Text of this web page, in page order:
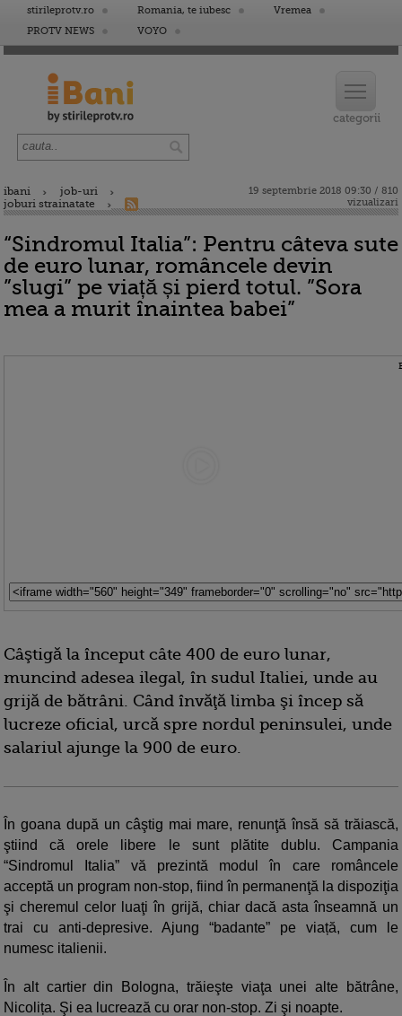
stirileprotv.ro Romania, te iubesc
Vremea
PROTV NEWS
VOYO
ibani
job-uri
joburi strainatate
19 septembrie 2018 09:30 / 810
vizualizari
“Sindromul Italia”: Pentru câteva sute
de euro lunar, româncele devin
”slugi” pe viață și pierd totul. ”Sora
mea a murit înaintea babei”
Câştigă la început câte 400 de euro lunar,
muncind adesea ilegal, în sudul Italiei, unde au
grijă de bătrâni. Când învăţă limba şi încep să
lucreze oficial, urcă spre nordul peninsulei, unde
salariul ajunge la 900 de euro.
În goana după un câştig mai mare, renunţă însă să trăiască,
ştiind că orele libere le sunt plătite dublu. Campania
“Sindromul Italia” vă prezintă modul în care româncele
acceptă un program non-stop, fiind în permanenţă la dispoziţia
şi cheremul celor luaţi în grijă, chiar dacă asta înseamnă un
trai cu anti-depresive. Ajung “badante” pe viață, cum le
numesc italienii.
În alt cartier din Bologna, trăieşte viaţa unei alte bătrâne,
Nicolița. Şi ea lucrează cu orar non-stop. Zi şi noapte.